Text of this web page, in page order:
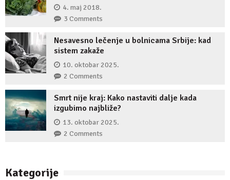
4. maj 2018.
3 Comments
Nesavesno lečenje u bolnicama Srbije: kad
sistem zakaže
10. oktobar 2025.
2 Comments
Smrt nije kraj: Kako nastaviti dalje kada
izgubimo najbliže?
13. oktobar 2025.
2 Comments
Kategorije